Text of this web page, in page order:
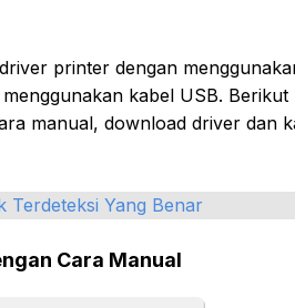
printer dengan
kabel USB.
manual, download driver dan
Terdeteksi Yang Benar
Cara Manual